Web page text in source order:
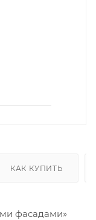
КАК КУПИТЬ
фасадами»